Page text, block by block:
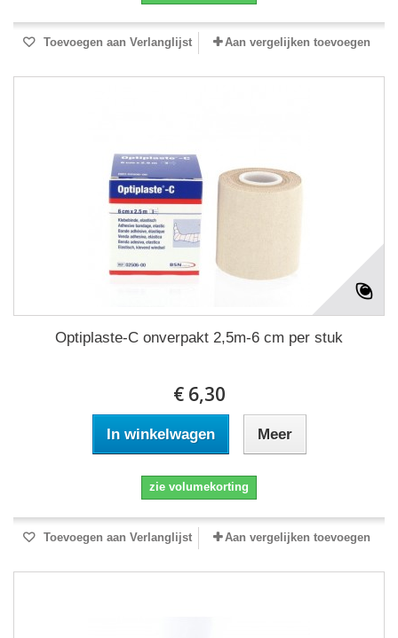
Toevoegen aan Verlanglijst Aan vergelijken toevoegen
Optiplaste-C onverpakt 2,5m-6 cm per stuk
€ 6,30
In winkelwagen Meer
zie volumekorting
Toevoegen aan Verlanglijst Aan vergelijken toevoegen